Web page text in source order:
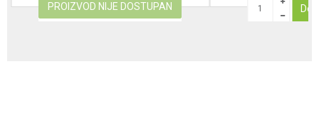
PROIZVOD NIJE DOSTUPAN